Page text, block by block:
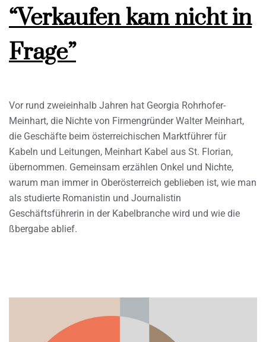
“Verkaufen kam nicht in
Frage”
Vor rund zweieinhalb Jahren hat Georgia Rohrhofer-
Meinhart, die Nichte von Firmengründer Walter Meinhart,
die Geschäfte beim österreichischen Marktführer für
Kabeln und Leitungen, Meinhart Kabel aus St. Florian,
übernommen. Gemeinsam erzählen Onkel und Nichte,
warum man immer in Oberösterreich geblieben ist, wie man
als studierte Romanistin und Journalistin
Geschäftsführerin in der Kabelbranche wird und wie die
ßbergabe ablief.